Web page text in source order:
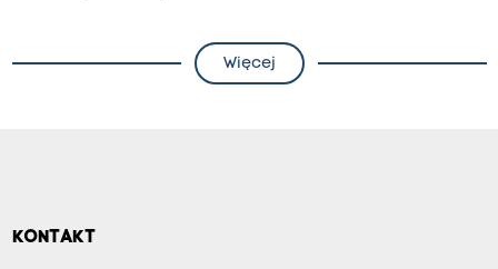
Więcej
KONTAKT